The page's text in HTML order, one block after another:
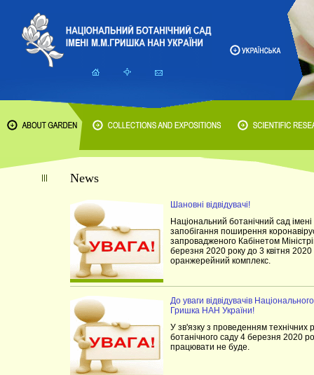
News
Шановні відвідувачі!
Національний ботанічний сад
запобігання поширення
запровадженого Кабінетом
березня 2020 року до 3 квітня 2020
оранжерейний комплекс.
До уваги відвідувачів
Гришка НАН України!
У зв'язку з проведенням
ботанічного саду 4 березня 2020
працювати не буде.